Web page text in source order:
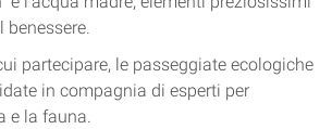
benessere.
partecipare, le passeggiate ecologiche
in compagnia di esperti per
e la fauna.